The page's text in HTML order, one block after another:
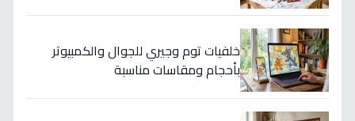
خلفيات توم وجيري للجوال والكمبيوتر
بأحجام ومقاسات مناسبة